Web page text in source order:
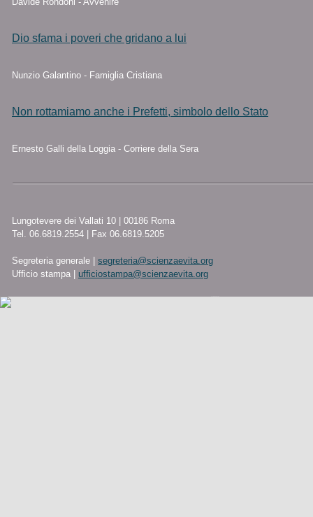
Dio sfama i poveri che gridano a lui
Nunzio Galantino - Famiglia Cristiana
Non rottamiamo anche i Prefetti, simbolo dello Stato
Ernesto Galli della Loggia - Corriere della Sera
Lungotevere dei Vallati 10 | 00186 Roma
Tel. 06.6819.2554 | Fax 06.6819.5205
Segreteria generale |
segreteria@scienzaevita.org
Ufficio stampa |
ufficiostampa@scienzaevita.org